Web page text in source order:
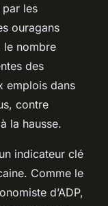
les
ouragans
le nombre
des
emplois dans
contre
la hausse.
indicateur clé
Comme le
d’ADP,